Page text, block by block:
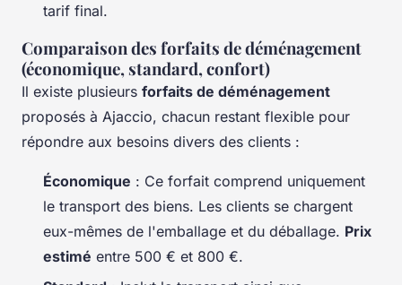
tarif final.
Comparaison des forfaits de déménagement
(économique, standard, confort)
Il existe plusieurs forfaits de déménagement
proposés à Ajaccio, chacun restant flexible pour
répondre aux besoins divers des clients :
Économique : Ce forfait comprend uniquement
le transport des biens. Les clients se chargent
eux-mêmes de l'emballage et du déballage. Prix
estimé entre 500 € et 800 €.